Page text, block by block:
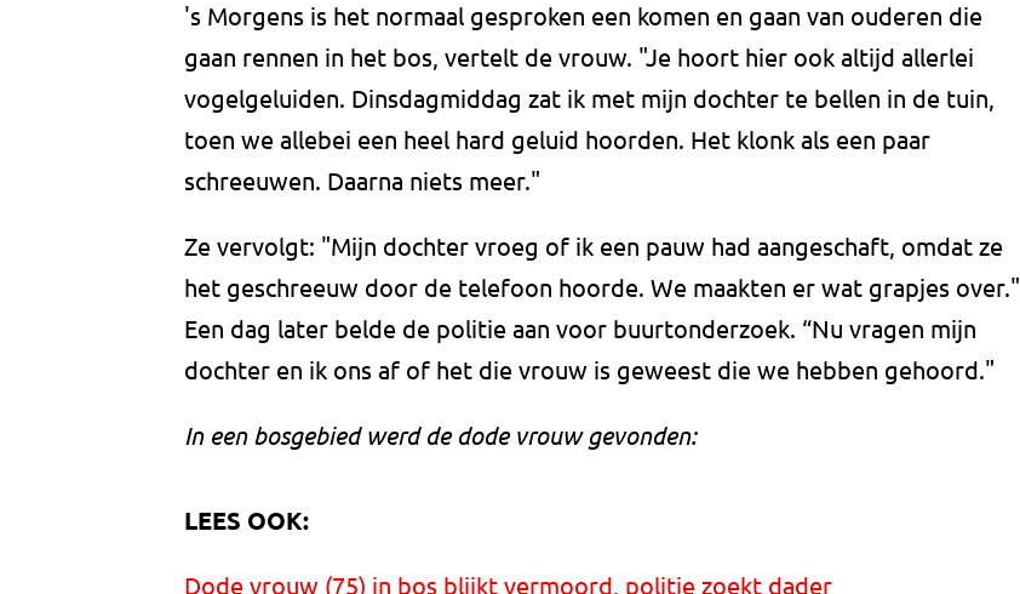
's Morgens is het normaal gesproken een komen en gaan van ouderen die
gaan rennen in het bos, vertelt de vrouw. "Je hoort hier ook altijd allerlei
vogelgeluiden. Dinsdagmiddag zat ik met mijn dochter te bellen in de tuin,
toen we allebei een heel hard geluid hoorden. Het klonk als een paar
schreeuwen. Daarna niets meer."
Ze vervolgt: "Mijn dochter vroeg of ik een pauw had aangeschaft, omdat ze
het geschreeuw door de telefoon hoorde. We maakten er wat grapjes over."
Een dag later belde de politie aan voor buurtonderzoek. “Nu vragen mijn
dochter en ik ons af of het die vrouw is geweest die we hebben gehoord."
In een bosgebied werd de dode vrouw gevonden:
LEES OOK:
Dode vrouw (75) in bos blijkt vermoord, politie zoekt dader